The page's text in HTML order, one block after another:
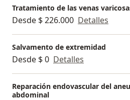
Tratamiento de las venas
Desde $ 226.000 Detalles
Salvamento de extremidad
Desde $ 0 Detalles
Reparación endovascular del
abdominal